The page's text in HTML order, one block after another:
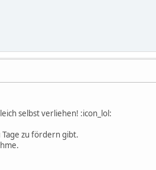
selbst verliehen! :icon_lol:
zu fördern gibt.